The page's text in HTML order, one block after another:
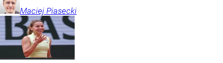
Maciej Piasecki